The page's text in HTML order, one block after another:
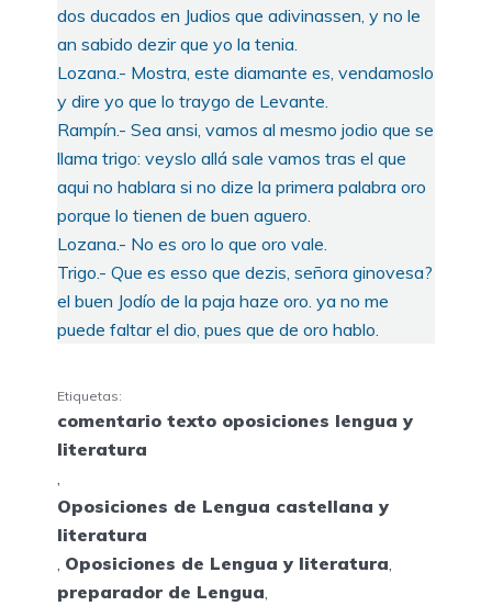
dos ducados en Judios que adivinassen, y no le
an sabido dezir que yo la tenia.
Lozana.- Mostra, este diamante es, vendamoslo
y dire yo que lo traygo de Levante.
Rampín.- Sea ansi, vamos al mesmo jodio que se
llama trigo: veyslo allá sale vamos tras el que
aqui no hablara si no dize la primera palabra oro
porque lo tienen de buen aguero.
Lozana.- No es oro lo que oro vale.
Trigo.- Que es esso que dezis, señora ginovesa?
el buen Jodío de la paja haze oro. ya no me
puede faltar el dio, pues que de oro hablo.
Etiquetas:
comentario texto oposiciones lengua y
literatura
,
Oposiciones de Lengua castellana y
literatura
, Oposiciones de Lengua y literatura,
preparador de Lengua,